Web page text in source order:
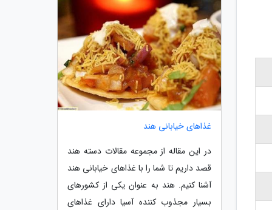
غذاهای خیابانی هند
در این مقاله از مجموعه مقالات دسته هند
قصد داریم تا شما را با غذاهای خیابانی هند
آشنا کنیم. هند به عنوان یکی از کشورهای
بسیار مجذوب کننده آسیا دارای غذاهای